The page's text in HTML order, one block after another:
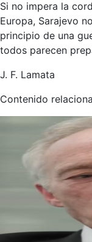
Si no impera la
Europa, Sarajevo
principio de una
todos parecen
J. F. Lamata
Contenido